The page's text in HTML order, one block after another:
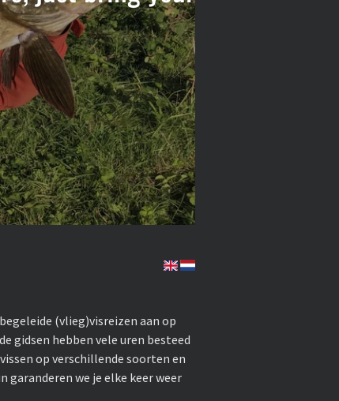
(vlieg)visreizen aan op
gidsen hebben vele uren besteed
op verschillende soorten en
garanderen we je elke keer weer